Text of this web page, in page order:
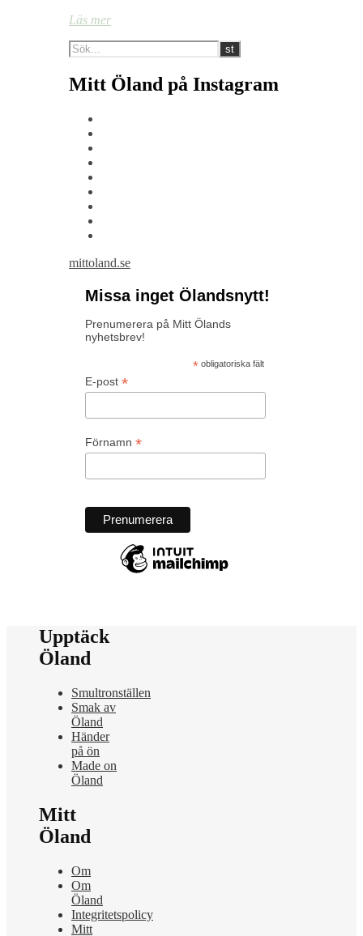
Läs mer
Mitt Öland på Instagram
mittoland.se
Missa inget Ölandsnytt!
Prenumerera på Mitt Ölands
nyhetsbrev!
*obligatoriska fält
E-post *
Förnamn *
Upptäck
Öland
Smultronställen
Smak av
Öland
Händer
på ön
Made on
Öland
Mitt
Öland
Om
Om
Öland
Integritetspolicy
Mitt